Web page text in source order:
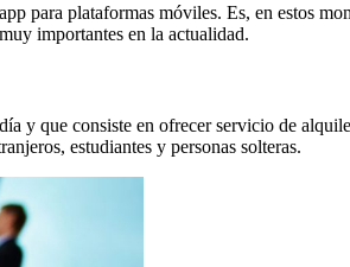
para plataformas móviles. Es, en estos
importantes en la actualidad.
y que consiste en ofrecer servicio de
estudiantes y personas solteras.